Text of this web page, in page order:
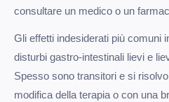
consultare un medico o un
Gli effetti indesiderati più comuni
disturbi gastro-intestinali lievi e
Spesso sono transitori e si
modifica della terapia o con una